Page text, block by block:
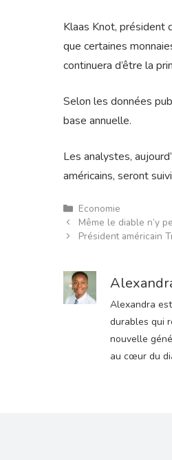
Klaas Knot, président
que certaines
continuera d’être la
Selon les données
base annuelle.
Les analystes,
américains, seront
Catégories
Economie
Même le diable n’y
Président américain
Alexandra
durables qui
nouvelle
au cœur du